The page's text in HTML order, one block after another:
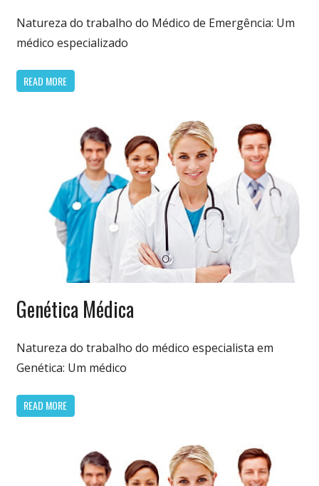
Natureza do trabalho do Médico de Emergência: Um
médico especializado
READ MORE
Médicas
Genética Médica
Natureza do trabalho do médico especialista em
Genética: Um médico
READ MORE